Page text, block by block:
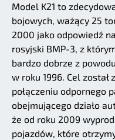
Model K21 to
bojowych, ważący 25
2000 jako odpowiedź
rosyjski BMP-3, z
bardzo dobrze z
w roku 1996. Cel
połączeniu odpornego
obejmującego działo
że od roku 2009
pojazdów, które